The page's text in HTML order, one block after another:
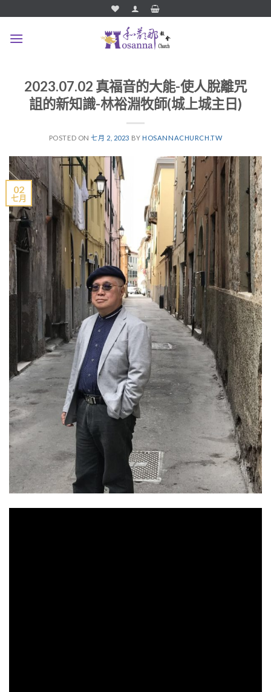
content
2023.07.02 真福音的大能-使人脫離咒
詛的新知識-林裕淵牧師(城上城主日)
POSTED ON七月 2, 2023 BYHOSANNACHURCH.TW
02
七月